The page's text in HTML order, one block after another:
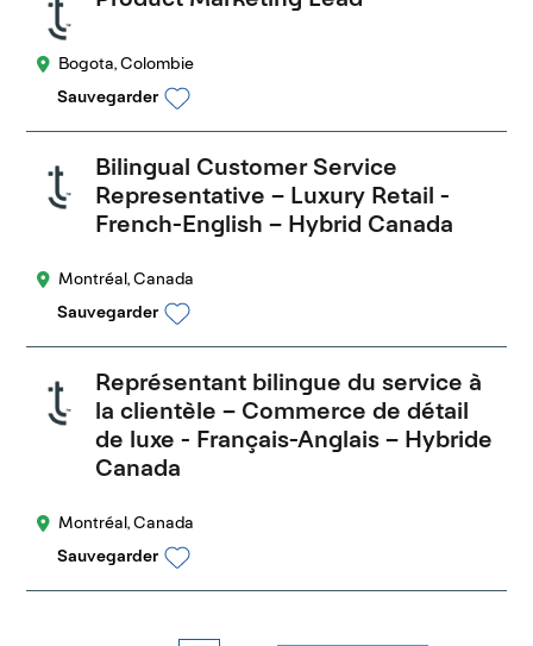
Bogota, Colombie
Sauvegarder
Bilingual Customer Service
Representative – Luxury Retail -
French-English – Hybrid Canada
Montréal, Canada
Sauvegarder
Représentant bilingue du service à
la clientèle – Commerce de détail
de luxe - Français-Anglais – Hybride
Canada
Montréal, Canada
Sauvegarder